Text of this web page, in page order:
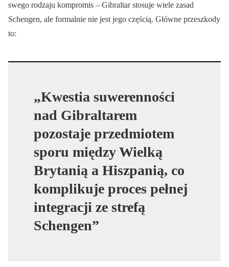
swego rodzaju kompromis – Gibraltar stosuje wiele zasad
Schengen, ale formalnie nie jest jego częścią. Główne przeszkody
to:
„Kwestia suwerenności
nad Gibraltarem
pozostaje przedmiotem
sporu między Wielką
Brytanią a Hiszpanią, co
komplikuje proces pełnej
integracji ze strefą
Schengen”